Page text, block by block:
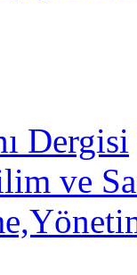
Dergisi
ve